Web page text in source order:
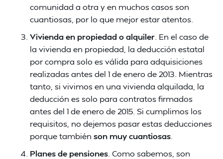
comunidad a otra y en muchos casos son
cuantiosas, por lo que mejor estar atentos.
Vivienda en propiedad o alquiler . En el caso de
la vivienda en propiedad, la deducción estatal
por compra solo es válida para adquisiciones
realizadas antes del 1 de enero de 2013. Mientras
tanto, si vivimos en una vivienda alquilada, la
deducción es solo para contratos firmados
antes del 1 de enero de 2015. Si cumplimos los
requisitos, no dejemos pasar estas deducciones
porque también son muy cuantiosas
Planes de pensiones . Como sabemos, son